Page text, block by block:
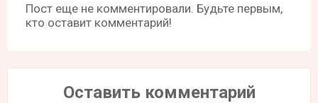
Пост еще не комментировали. Будьте первым,
кто оставит комментарий!
Оставить комментарий